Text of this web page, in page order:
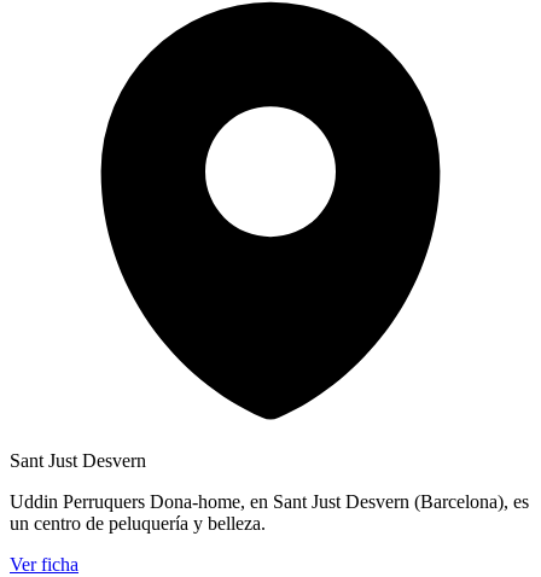
Sant Just Desvern
Uddin Perruquers Dona-home, en Sant Just Desvern (Barcelona), es
un centro de peluquería y belleza.
Ver ficha